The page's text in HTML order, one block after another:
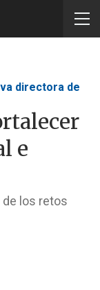
directora de
e
de los retos